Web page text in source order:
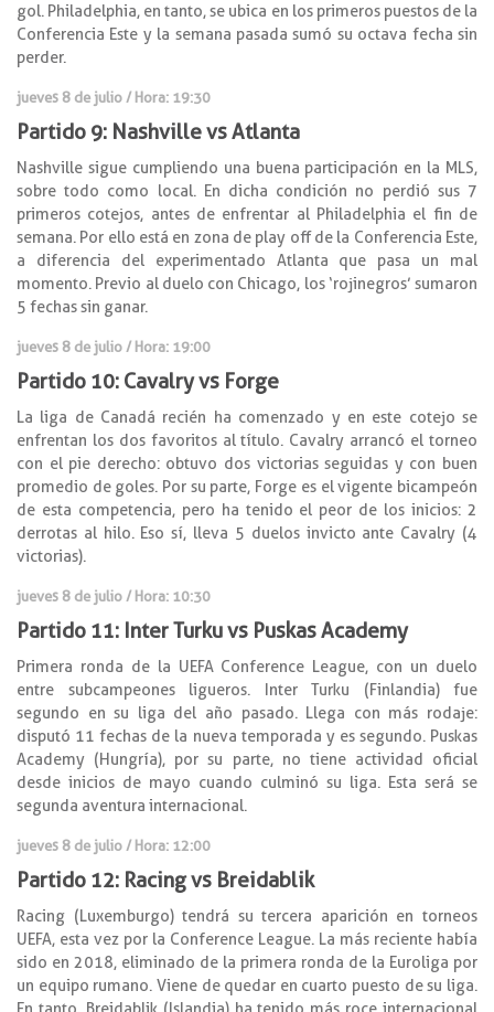
gol. Philadelphia, en tanto, se ubica en los primeros puestos de la
Conferencia Este y la semana pasada sumó su octava fecha sin
perder.
jueves 8 de julio / Hora: 19:30
Partido 9: Nashville vs Atlanta
Nashville sigue cumpliendo una buena participación en la MLS,
sobre todo como local. En dicha condición no perdió sus 7
primeros cotejos, antes de enfrentar al Philadelphia el fin de
semana. Por ello está en zona de play off de la Conferencia Este,
a diferencia del experimentado Atlanta que pasa un mal
momento. Previo al duelo con Chicago, los ‘rojinegros’ sumaron
5 fechas sin ganar.
jueves 8 de julio / Hora: 19:00
Partido 10: Cavalry vs Forge
La liga de Canadá recién ha comenzado y en este cotejo se
enfrentan los dos favoritos al título. Cavalry arrancó el torneo
con el pie derecho: obtuvo dos victorias seguidas y con buen
promedio de goles. Por su parte, Forge es el vigente bicampeón
de esta competencia, pero ha tenido el peor de los inicios: 2
derrotas al hilo. Eso sí, lleva 5 duelos invicto ante Cavalry (4
victorias).
jueves 8 de julio / Hora: 10:30
Partido 11: Inter Turku vs Puskas Academy
Primera ronda de la UEFA Conference League, con un duelo
entre subcampeones ligueros. Inter Turku (Finlandia) fue
segundo en su liga del año pasado. Llega con más rodaje:
disputó 11 fechas de la nueva temporada y es segundo. Puskas
Academy (Hungría), por su parte, no tiene actividad oficial
desde inicios de mayo cuando culminó su liga. Esta será se
segunda aventura internacional.
jueves 8 de julio / Hora: 12:00
Partido 12: Racing vs Breidablik
Racing (Luxemburgo) tendrá su tercera aparición en torneos
UEFA, esta vez por la Conference League. La más reciente había
sido en 2018, eliminado de la primera ronda de la Euroliga por
un equipo rumano. Viene de quedar en cuarto puesto de su liga.
En tanto, Breidablik (Islandia) ha tenido más roce internacional